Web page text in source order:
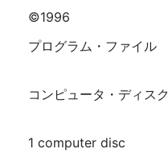
©1996
プログラム・ファイル
コンピュータ・ディスク
1 computer disc